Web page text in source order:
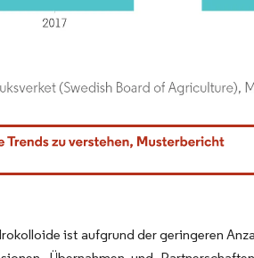
Namensnennung gemäß CC BY 4.0.
ist aufgrund der geringeren